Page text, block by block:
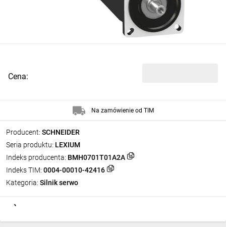
Producent: SCHNEIDER
Seria produktu: LEXIUM
Indeks producenta: BMH0701T01A2A
Indeks TIM: 0004-00010-42416
Kategoria: Silnik serwo
Cena:
Na zamówienie od TIM